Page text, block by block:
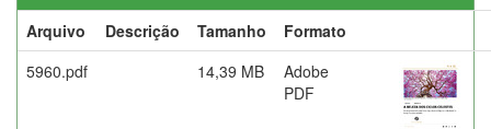
Arquivo
Descrição Tamanho
Formato
5960.pdf
14,39 MB
Adobe
PDF